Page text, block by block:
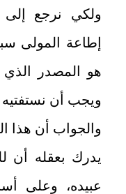
ولكي نرجع إلى
إطاعة المولى
هو المصدر الذي
ويجب أن
والجواب أن هذا
يدرك بعقله أن
عبيده، وعلى